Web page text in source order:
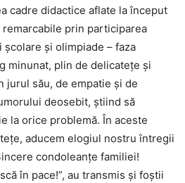
cadre didactice aflate la început
prin participarea
și olimpiade – faza
minunat, plin de delicatețe și
jurul său, de empatie și de
deosebit, știind să
la orice problemă. În aceste
aducem elogiul nostru întregii
condoleanțe familiei!
în pace!”, au transmis și foștii